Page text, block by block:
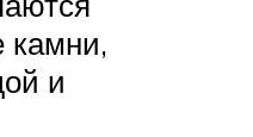
камни,
и